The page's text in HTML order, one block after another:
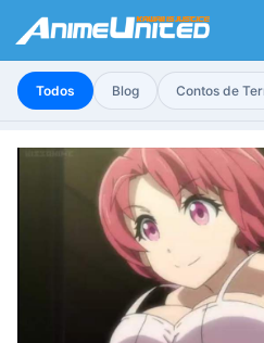
Todos Blog Contos de